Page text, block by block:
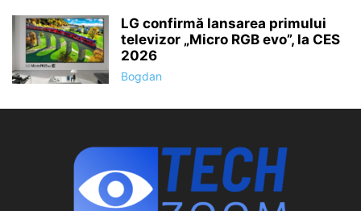
LG confirmă lansarea primului
televizor „Micro RGB evo”, la CES
2026
Bogdan